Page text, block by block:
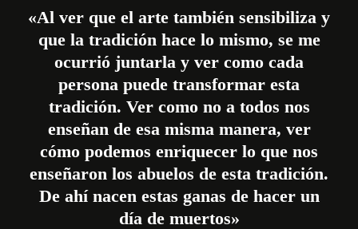
«Al ver que el arte también sensibiliza y
que la tradición hace lo mismo, se me
ocurrió juntarla y ver como cada
persona puede transformar esta
tradición. Ver como no a todos nos
enseñan de esa misma manera, ver
cómo podemos enriquecer lo que nos
enseñaron los abuelos de esta tradición.
De ahí nacen estas ganas de hacer un
día de muertos»